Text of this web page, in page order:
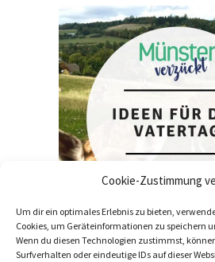
Cookie-Zustimmung
Um dir ein optimales Erlebnis zu bieten,
Cookies, um Geräteinformationen zu speichern
Wenn du diesen Technologien zustimmst,
Surfverhalten oder eindeutige IDs auf dieser
LEBEN
Tipps für den